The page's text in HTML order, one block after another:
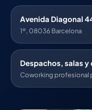
Avenida Diagonal
1º, 08036 Barcelona
Despachos, salas
Coworking profesional